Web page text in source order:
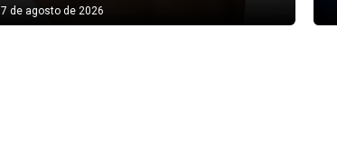
7 de agosto de 2026